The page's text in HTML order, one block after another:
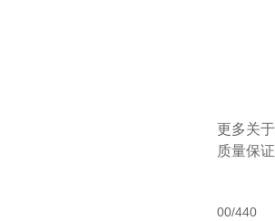
更多关
质量保
00/440